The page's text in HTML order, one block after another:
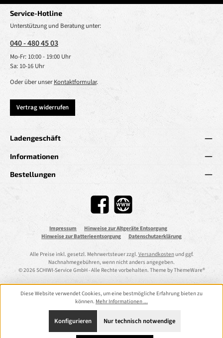
Service-Hotline
Unterstützung und Beratung unter:
040 - 480 45 03
Mo-Fr: 10:00 - 19:00 Uhr
Sa: 10-16 Uhr
Oder über unserKontaktformular.
Vertrag widerrufen
Ladengeschäft
Informationen
Bestellungen
Facebook Website
Impressum
Hinweise zur Altgeräte Entsorgung
Hinweise zur Batterieentsorgung
Datenschutzerklärung
Alle Preise inkl. gesetzl. Mehrwertsteuer zzgl. Versandkostenund ggf.
Nachnahmegebühren, wenn nicht anders angegeben.
© 2026 SCHIWI-Service GmbH - Alle Rechte vorbehalten. Theme byThemeWare®
Diese Website verwendet Cookies, um eine bestmögliche Erfahrung bieten zu
können. Mehr Informationen ...
Nur technisch notwendige
Konfigurieren